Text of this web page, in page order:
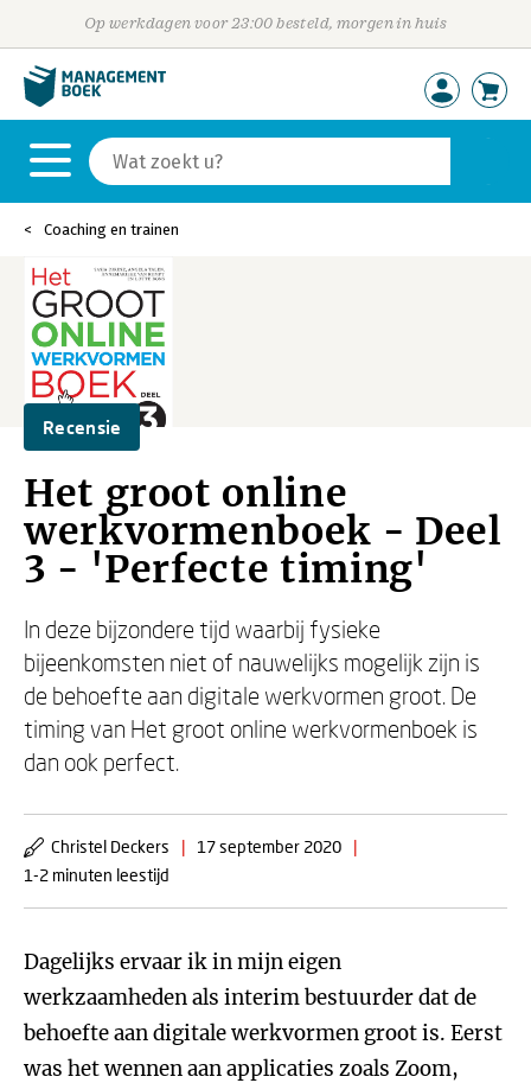
Op werkdagen voor 23:00 besteld, morgen in huis
Coaching en trainen
Recensie
Het groot online
werkvormenboek - Deel
3 - 'Perfecte timing'
In deze bijzondere tijd waarbij fysieke
bijeenkomsten niet of nauwelijks mogelijk zijn is
de behoefte aan digitale werkvormen groot. De
timing van Het groot online werkvormenboek is
dan ook perfect.
Christel Deckers | 17 september 2020
|
1-2 minuten leestijd
Dagelijks ervaar ik in mijn eigen
werkzaamheden als interim bestuurder dat de
behoefte aan digitale werkvormen groot is. Eerst
was het wennen aan applicaties zoals Zoom,